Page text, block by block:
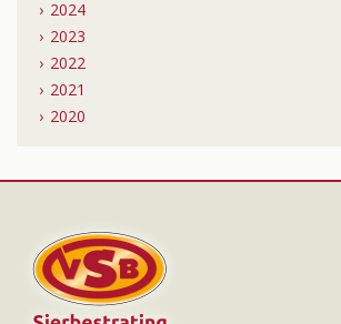
2024
2023
2022
2021
2020